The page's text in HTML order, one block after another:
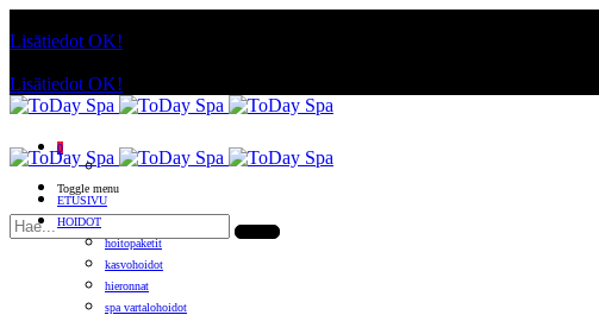
Lisätiedot OK!
Lisätiedot OK!
0
Toggle menu
ETUSIVU
HOIDOT
hoitopaketit
kasvohoidot
hieronnat
spa vartalohoidot